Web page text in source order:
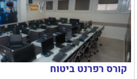
קורס רפרנט ביטוח